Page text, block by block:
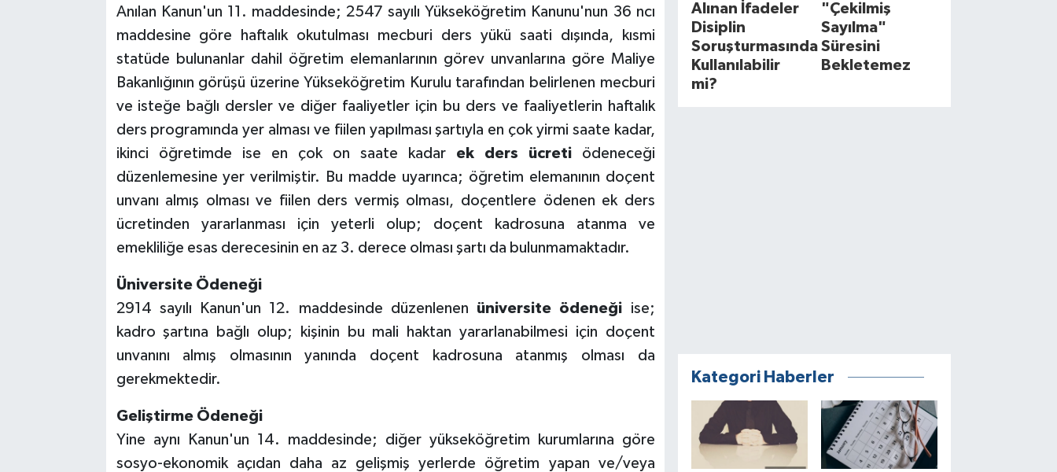
Anılan Kanun'un 11. maddesinde; 2547 sayılı Yükseköğretim Kanunu'nun 36 ncı
maddesine göre haftalık okutulması mecburi ders yükü saati dışında, kısmi
statüde bulunanlar dahil öğretim elemanlarının görev unvanlarına göre Maliye
Bakanlığının görüşü üzerine Yükseköğretim Kurulu tarafından belirlenen mecburi
ve isteğe bağlı dersler ve diğer faaliyetler için bu ders ve faaliyetlerin haftalık
ders programında yer alması ve fiilen yapılması şartıyla en çok yirmi saate kadar,
ikinci öğretimde ise en çok on saate kadar ek ders ücretiödeneceği
düzenlemesine yer verilmiştir. Bu madde uyarınca; öğretim elemanının doçent
unvanı almış olması ve fiilen ders vermiş olması, doçentlere ödenen ek ders
ücretinden yararlanması için yeterli olup; doçent kadrosuna atanma ve
emekliliğe esas derecesinin en az 3. derece olması şartı da bulunmamaktadır.
Üniversite Ödeneği
2914 sayılı Kanun'un 12. maddesinde düzenlenen üniversite ödeneği ise;
kadro şartına bağlı olup; kişinin bu mali haktan yararlanabilmesi için doçent
unvanını almış olmasının yanında doçent kadrosuna atanmış olması da
gerekmektedir.
Geliştirme Ödeneği
Yine aynı Kanun'un 14. maddesinde; diğer yükseköğretim kurumlarına göre
sosyo-ekonomik açıdan daha az gelişmiş yerlerde öğretim yapan ve/veya
Alınan İfadeler
Disiplin
Soruşturmasında
Kullanılabilir
mi?
"Çekilmiş
Sayılma"
Süresini
Bekletemez
Kategori Haberler